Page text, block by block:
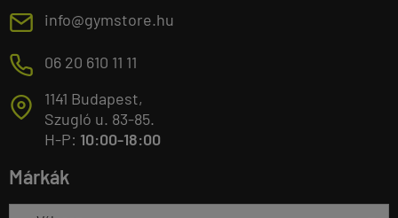
E info@gymstore.hu
M 06 20 610 11 11
T
1141 Budapest,
Szugló u. 83-85.
H-P: 10:00-18:00
Márkák